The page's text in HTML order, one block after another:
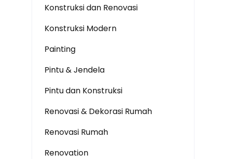
Konstruksi dan Renovasi
Konstruksi Modern
Painting
Pintu & Jendela
Pintu dan Konstruksi
Renovasi & Dekorasi Rumah
Renovasi Rumah
Renovation